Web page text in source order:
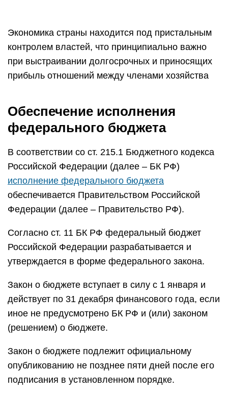
Экономика страны находится под пристальным
контролем властей, что принципиально важно
при выстраивании долгосрочных и приносящих
прибыль отношений между членами хозяйства
Обеспечение исполнения
федерального бюджета
В соответствии со ст. 215.1 Бюджетного кодекса
Российской Федерации (далее – БК РФ)
исполнение федерального бюджета
обеспечивается Правительством Российской
Федерации (далее – Правительство РФ).
Согласно ст. 11 БК РФ федеральный бюджет
Российской Федерации разрабатывается и
утверждается в форме федерального закона.
Закон о бюджете вступает в силу с 1 января и
действует по 31 декабря финансового года, если
иное не предусмотрено БК РФ и (или) законом
(решением) о бюджете.
Закон о бюджете подлежит официальному
опубликованию не позднее пяти дней после его
подписания в установленном порядке.